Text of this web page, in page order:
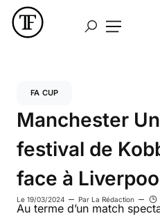
FA CUP
Manchester
festival de
face à
Le 19/03/2024 Par La Rédaction
Au terme d’un match